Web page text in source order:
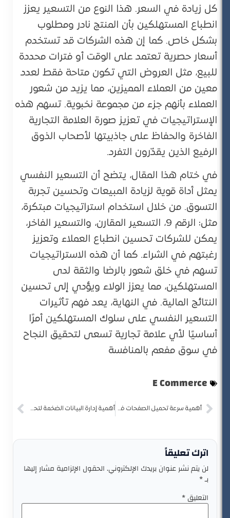
كل زيادة في السعر. هذا النوع من التسعير يعزز
انطباع المستهلكين بأن المنتج نادر ومطلوب
بشكل خاص. كما إن هذه الشركات قد تستخدم
أسعار حصرية تعتمد على الوقت أو فترات محددة
للبيع، مثل العروض التي تكون متاحة فقط لعدد
معين من العملاء المميزين، مما يزيد من شعور
العملاء بأنهم جزء من مجموعة نخبوية. تسهم هذه
الإستراتيجيات في تعزيز صورة العلامة التجارية
الفاخرة والحفاظ على جاذبيتها لأصحاب الذوق
الرفيع الذين يقدّرون التفرد​.
في ختام هذا المقال، يتضح أن التسعير النفسي
يمثل أداة قوية لزيادة المبيعات وتحسين تجربة
التسوق. من خلال استخدام استراتيجيات مبتكرة،
مثل: الرقم 9، التسعير المقارن، والتسعير الفاخر،
يمكن للشركات تحسين انطباع العملاء وتعزيز
رغبتهم في الشراء. كما أن هذه الاستراتيجيات
تسهم في خلق شعور بالرضا والثقة لدى
المستهلكين، مما يعزز الولاء ويؤدي إلى تحسين
النتائج المالية. في النهاية، يعد فهم تأثيرات
التسعير النفسي على سلوك المستهلكين أمرًا
أساسيًا لأي علامة تجارية تسعى لتحقيق النجاح
في سوق مفعم بالمنافسة
E Commerce
أهمية سرعة تحميل الصفحات في تجربة المستخدم وزيادة المبيعات أهمية إدارة البيانات الضخمة لتحسين أداء المتاجر الإلكترونية
اترك تعليقاً
لن يتم نشر عنوان بريدك الإلكتروني.الحقول الإلزامية مشار إليها
*
التعليق*